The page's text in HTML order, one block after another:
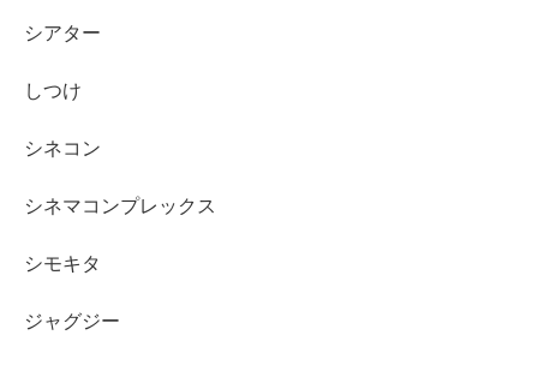
シアター
しつけ
シネコン
シネマコンプレックス
シモキタ
ジャグジー